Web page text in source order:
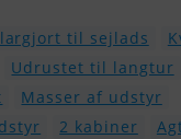
til sejlads
Udrustet til langtur
Masser af udstyr
2 kabiner